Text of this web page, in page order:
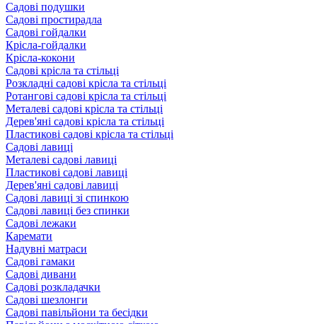
Садові подушки
Садові простирадла
Садові гойдалки
Крісла-гойдалки
Крісла-кокони
Садові крісла та стільці
Розкладні садові крісла та стільці
Ротангові садові крісла та стільці
Металеві садові крісла та стільці
Дерев'яні садові крісла та стільці
Пластикові садові крісла та стільці
Садові лавиці
Металеві садові лавиці
Пластикові садові лавиці
Дерев'яні садові лавиці
Садові лавиці зі спинкою
Садові лавиці без спинки
Садові лежаки
Каремати
Надувні матраси
Садові гамаки
Садові дивани
Садові розкладачки
Садові шезлонги
Садові павільйони та бесідки